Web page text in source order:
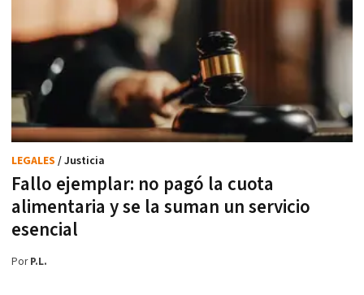
Fallo ejemplar: no pagó la cuota
alimentaria y se la suman un servicio
esencial
LEGALES / Justicia
PorP.L.